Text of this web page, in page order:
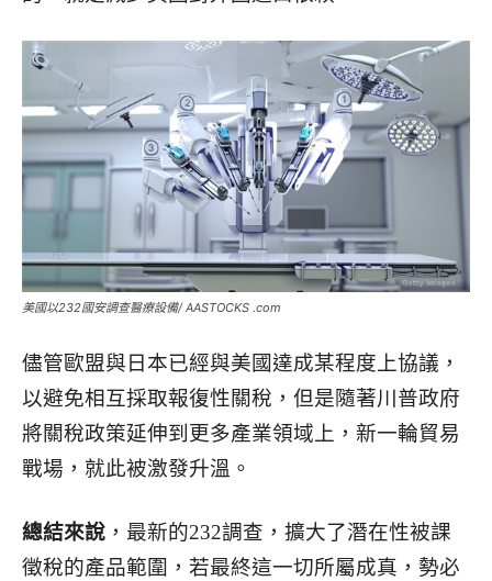
美國以232國安調查醫療設備/ AASTOCKS .com
儘管歐盟與日本已經與美國達成某程度上協議，
以避免相互採取報復性關稅，但是隨著川普政府
將關稅政策延伸到更多產業領域上，新一輪貿易
戰場，就此被激發升溫。
總結來說 ，最新的232調查，擴大了潛在性被課
徵稅的產品範圍，若最終這一切所屬成真，勢必